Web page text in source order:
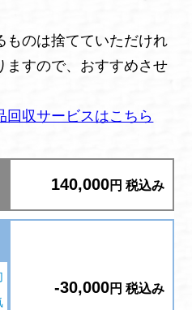
ものは捨てていただけれ
ますので、おすすめさせ
回収サービスはこちら
140,000円 税込み
-30,000円 税込み